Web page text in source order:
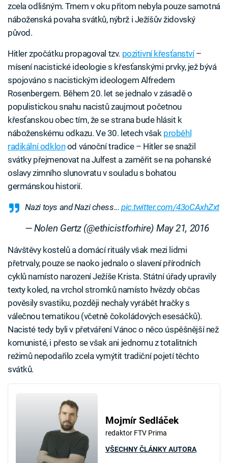
zcela odlišným. Trnem v oku přitom nebyla pouze samotná
náboženská povaha svátků, nýbrž i Ježíšův židovský
původ.
Hitler zpočátku propagoval tzv. pozitivní křesťanství–
mísení nacistické ideologie s křesťanskými prvky, jež bývá
spojováno s nacistickým ideologem Alfredem
Rosenbergem. Během 20. let se jednalo v zásadě o
populistickou snahu nacistů zaujmout početnou
křesťanskou obec tím, že se strana bude hlásit k
náboženskému odkazu. Ve 30. letech však proběhl
radikální odklonod vánoční tradice – Hitler se snažil
svátky přejmenovat na Julfest a zaměřit se na pohanské
oslavy zimního slunovratu v souladu s bohatou
germánskou historií.
Nazi toys and Nazi chess... pic.twitter.com/43oCAxhZxt
— Nolen Gertz (@ethicistforhire)May 21, 2016
Návštěvy kostelů a domácí rituály však mezi lidmi
přetrvaly, pouze se naoko jednalo o slavení přírodních
cyklů namísto narození Ježíše Krista. Státní úřady upravily
texty koled, na vrchol stromků namísto hvězdy občas
pověsily svastiku, později nechaly vyrábět hračky s
válečnou tematikou (včetně čokoládových esesáčků).
Nacisté tedy byli v přetváření Vánoc o něco úspěšnější než
komunisté, i přesto se však ani jednomu z totalitních
režimů nepodařilo zcela vymýtit tradiční pojetí těchto
svátků.
Mojmír Sedláček
redaktor FTV Prima
VŠECHNY ČLÁNKY AUTORA